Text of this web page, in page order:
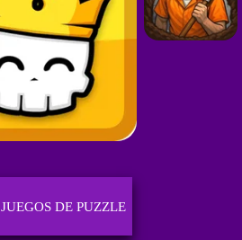
JUEGOS DE PUZZLE